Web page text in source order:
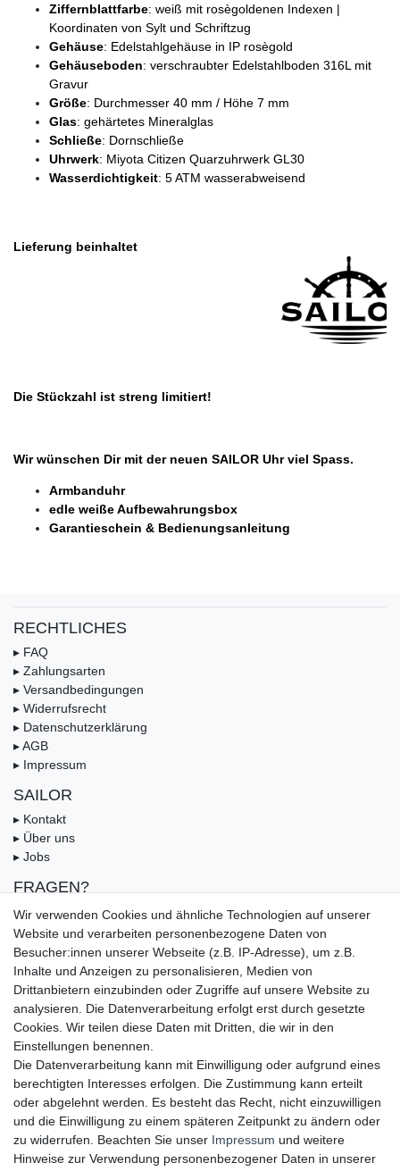
Ziffernblattfarbe: weiß mit rosègoldenen Indexen |
Koordinaten von Sylt und Schriftzug
Gehäuse: Edelstahlgehäuse in IP rosègold
Gehäuseboden: verschraubter Edelstahlboden 316L mit
Gravur
Größe: Durchmesser 40 mm / Höhe 7 mm
Glas: gehärtetes Mineralglas
Schließe: Dornschließe
Uhrwerk: Miyota Citizen Quarzuhrwerk GL30
Wasserdichtigkeit: 5 ATM wasserabweisend
Lieferung beinhaltet
Die Stückzahl ist streng limitiert!
Wir wünschen Dir mit der neuen SAILOR Uhr viel Spass.
Armbanduhr
edle weiße Aufbewahrungsbox
Garantieschein & Bedienungsanleitung
RECHTLICHES
▸ FAQ
▸ Zahlungsarten
▸ Versandbedingungen
▸ Widerrufsrecht
▸ Datenschutzerklärung
▸ AGB
▸ Impressum
SAILOR
▸ Kontakt
▸ Über uns
▸ Jobs
FRAGEN?
▸ FAQ
▸ Zahlungsarten
▸ Versandbedingungen
▸ Gutschein
UNSERE ZAHLUNGSMÖGLICKEITEN
Wir verwenden Cookies und ähnliche Technologien auf unserer
Website und verarbeiten personenbezogene Daten von
Besucher:innen unserer Webseite (z.B. IP-Adresse), um z.B.
Inhalte und Anzeigen zu personalisieren, Medien von
Drittanbietern einzubinden oder Zugriffe auf unsere Website zu
analysieren. Die Datenverarbeitung erfolgt erst durch gesetzte
Cookies. Wir teilen diese Daten mit Dritten, die wir in den
Einstellungen benennen.
Die Datenverarbeitung kann mit Einwilligung oder aufgrund eines
berechtigten Interesses erfolgen. Die Zustimmung kann erteilt
oder abgelehnt werden. Es besteht das Recht, nicht einzuwilligen
und die Einwilligung zu einem späteren Zeitpunkt zu ändern oder
zu widerrufen. Beachten Sie unser Impressum und weitere
Hinweise zur Verwendung personenbezogener Daten in unserer